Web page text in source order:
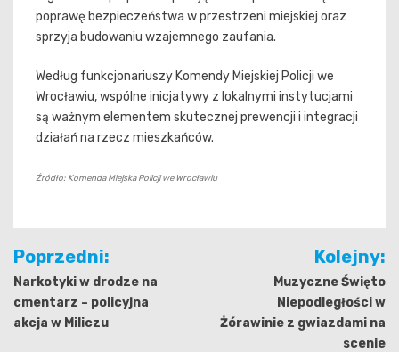
poprawę bezpieczeństwa w przestrzeni miejskiej oraz
sprzyja budowaniu wzajemnego zaufania.
Według funkcjonariuszy Komendy Miejskiej Policji we
Wrocławiu, wspólne inicjatywy z lokalnymi instytucjami
są ważnym elementem skutecznej prewencji i integracji
działań na rzecz mieszkańców.
Źródło: Komenda Miejska Policji we Wrocławiu
Nawigacja
wpisu
Poprzedni:
Narkotyki w drodze na
cmentarz – policyjna
akcja w Miliczu
Kolejny:
Muzyczne Święto
Niepodległości w
Żórawinie z gwiazdami na
scenie